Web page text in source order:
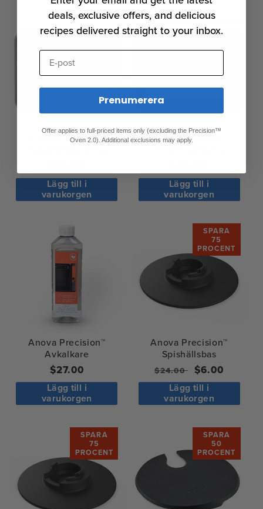
Anova Precision™
pris
Lägg till i
varukorgen
Anova Precision™
pris
Lägg till i
varukorgen
Anova Precision™
Avkalkare
Ordinarie
pris
$27.00
Lägg till i
varukorgen
SPARA
75
PROCENT
Anova Precision™
Spishällsbas
Ordinarie
pris
$24.00 $6.00
Lägg till i
varukorgen
SPARA
75
PROCENT
SPARA
50
PROCENT
deals, exclusive offers, and delicious
recipes delivered straight to your inbox.
E-post
Prenumerera
Offer applies to full-priced items only (excluding the Precision™
Oven 2.0). Additional exclusions may apply.